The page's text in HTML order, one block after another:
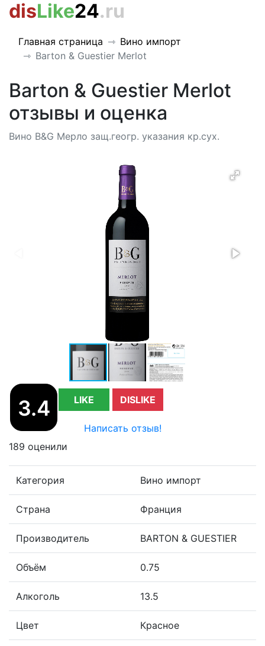
disLike24.ru
Главная страница
Вино импорт
Barton & Guestier Merlot
Barton & Guestier Merlot
отзывы и оценка
Вино B&G Мерло защ.геогр. указания кр.сух.
3.4 LIKE DISLIKE
Написать отзыв!
189 оценили
Категория Вино импорт
Страна Франция
Производитель BARTON & GUESTIER
Объём 0.75
Алкоголь 13.5
Цвет Красное